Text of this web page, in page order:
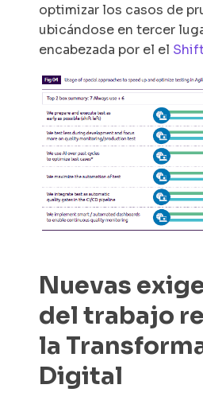
optimizar los casos de
ubicándose en tercer
encabezada por el el
Nuevas
del trabajo
la
Digital